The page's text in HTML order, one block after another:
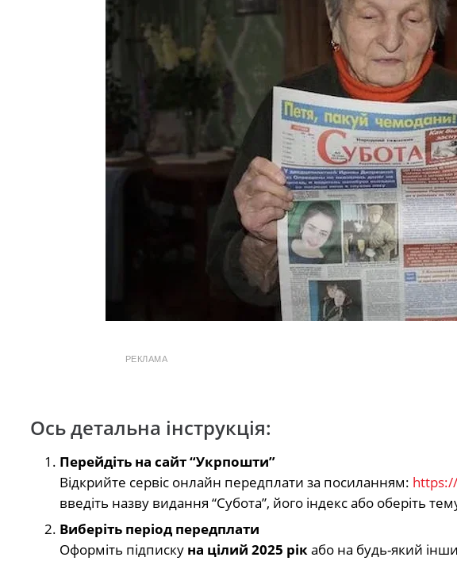
РЕКЛАМА
Ось детальна інструкція:
Перейдіть на сайт “Укрпошти”
Відкрийте сервіс онлайн передплати за посиланням: https
введіть назву видання “Субота”, його індекс або оберіть
Виберіть період передплати
Оформіть підписку на цілий 2025 рікабо на будь-який